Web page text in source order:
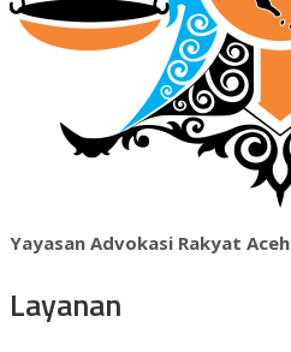
Yayasan Advokasi Rakyat Aceh
Layanan